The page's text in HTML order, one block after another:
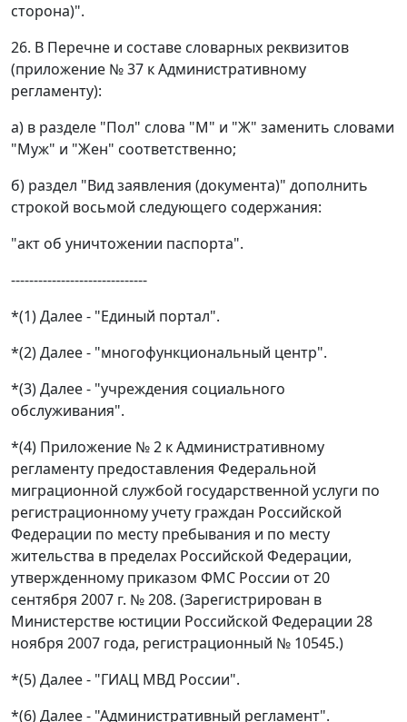
сторона)".
26. В Перечне и составе словарных реквизитов
(приложение № 37 к Административному
регламенту):
а) в разделе "Пол" слова "М" и "Ж" заменить словами
"Муж" и "Жен" соответственно;
б) раздел "Вид заявления (документа)" дополнить
строкой восьмой следующего содержания:
"акт об уничтожении паспорта".
------------------------------
*(1) Далее - "Единый портал".
*(2) Далее - "многофункциональный центр".
*(3) Далее - "учреждения социального
обслуживания".
*(4) Приложение № 2 к Административному
регламенту предоставления Федеральной
миграционной службой государственной услуги по
регистрационному учету граждан Российской
Федерации по месту пребывания и по месту
жительства в пределах Российской Федерации,
утвержденному приказом ФМС России от 20
сентября 2007 г. № 208. (Зарегистрирован в
Министерстве юстиции Российской Федерации 28
ноября 2007 года, регистрационный № 10545.)
*(5) Далее - "ГИАЦ МВД России".
*(6) Далее - "Административный регламент".